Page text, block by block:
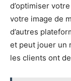
d’optimiser
votre image de
d’autres
et peut jouer un
les clients ont